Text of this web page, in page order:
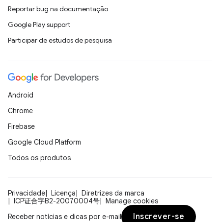
Reportar bug na documentação
Google Play support
Participar de estudos de pesquisa
Android
Chrome
Firebase
Google Cloud Platform
Todos os produtos
Privacidade Licença
Diretrizes da marca
ICP证合字B2-20070004号
Manage cookies
Receber notícias e dicas por e-mail
Inscrever-se